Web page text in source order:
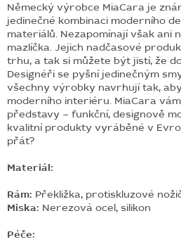
Německý výrobce MiaCara je
jedinečné kombinaci moderního
materiálů. Nezapomínají však ani
mazlíčka. Jejich nadčasové
trhu, a tak si můžete být jistí, že
Designéři se pyšní jedinečným
všechny výrobky navrhují tak,
moderního interiéru. MiaCara
představy – funkční, designově
kvalitní produkty vyráběné v
přát?
Materiál:
Rám: Překližka, protiskluzové
Miska: Nerezová ocel, silikon
Péče: